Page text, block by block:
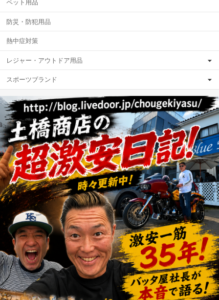
ペット用品
防災・防犯用品
熱中症対策
レジャー・アウトドア用品
スポーツブランド